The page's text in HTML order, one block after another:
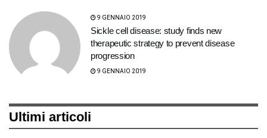
9 GENNAIO 2019
Sickle cell disease: study finds new
therapeutic strategy to prevent disease
progression
9 GENNAIO 2019
Ultimi articoli